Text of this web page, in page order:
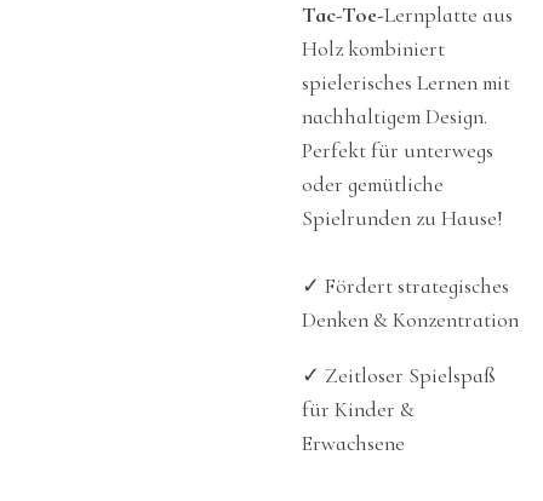
Tac-Toe-Lernplatte aus
Holz kombiniert
spielerisches Lernen mit
nachhaltigem Design.
Perfekt für unterwegs
oder gemütliche
Spielrunden zu Hause!
✓ Fördert strategisches
Denken & Konzentration
✓ Zeitloser Spielspaß
für Kinder &
Erwachsene